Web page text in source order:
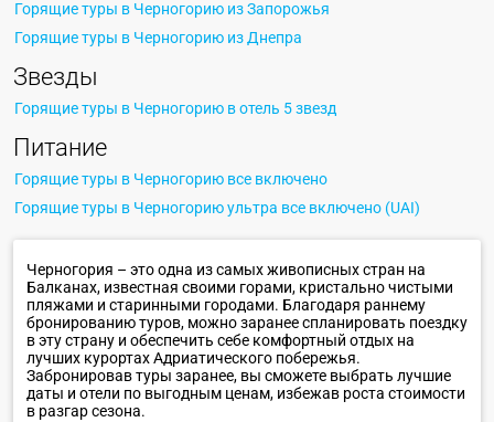
Горящие туры в Черногорию из Запорожья
Горящие туры в Черногорию из Днепра
Звезды
Горящие туры в Черногорию в отель 5 звезд
Питание
Горящие туры в Черногорию все включено
Горящие туры в Черногорию ультра все включено (UAI)
Черногория – это одна из самых живописных стран на
Балканах, известная своими горами, кристально чистыми
пляжами и старинными городами. Благодаря раннему
бронированию туров, можно заранее спланировать поездку
в эту страну и обеспечить себе комфортный отдых на
лучших курортах Адриатического побережья.
Забронировав туры заранее, вы сможете выбрать лучшие
даты и отели по выгодным ценам, избежав роста стоимости
в разгар сезона.